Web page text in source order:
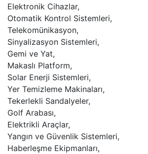
Elektronik Cihazlar,
Otomatik Kontrol Sistemleri,
Telekomünikasyon,
Sinyalizasyon Sistemleri,
Gemi ve Yat,
Makaslı Platform,
Solar Enerji Sistemleri,
Yer Temizleme Makinaları,
Tekerlekli Sandalyeler,
Golf Arabası,
Elektrikli Araçlar,
Yangın ve Güvenlik Sistemleri,
Haberleşme Ekipmanları,